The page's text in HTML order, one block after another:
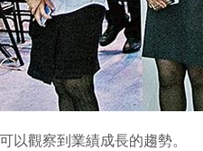
以觀察到業績成長的趨勢。